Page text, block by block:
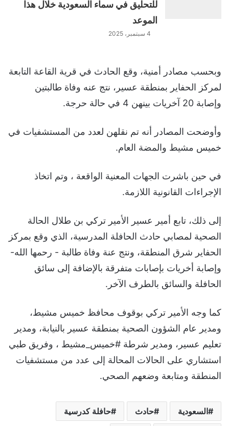
للتحليق في سماء السعودية خلال هذا
الموعد
4 سبتمبر، 2025
وبحسب مصادر أمنية، وقع الحادث في قرية القاعة التابعة
لمركز الحفاير بمنطقة عسير، نتج عنه وفاة طالبتين
وإصابة 20 آخريات بينهن 4 في حالة حرجة.
وأوضحت المصادر أنه تم نقلهن لعدد من المستشفيات في
خميس مشيط والمضة العام.
في حين باشرت الجهات المعنية الواقعة ، وتم اتخاذ
الإجراءات القانونية اللازمة.
إلى ذلك، تابع أمير عسير الأمير تركي بن طلال الحالة
الصحية لمصابي حادث الحافلة المدرسية، الذي وقع بمركز
الحفاير شرق المنطقة، ونتج عنة وفاة طالبة - رحمها الله-
وإصابة أخريات بإصابات متفرقة بالإضافة إلى سائق
الحافلة والسائق بالطرف الآخر.
كما وجه الأمير تركي بوقوف محافظ خميس مشيط،
ومدير عام الشؤون الصحية بمنطقة عسير بالنيابة، ومدير
تعليم عسير، ومدير شرطة #خميس_مشيط ، وفريق طبي
استشاري على الحالات المحالة إلى عدد من مستشفيات
المنطقة ومتابعة وضعهم الصحي.
السعودية حادث حافلة كدرسية